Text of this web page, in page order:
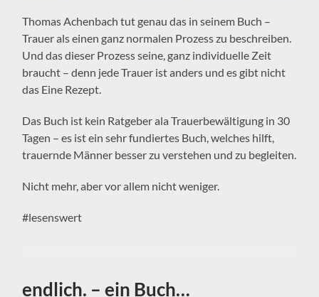
Thomas Achenbach tut genau das in seinem Buch –
Trauer als einen ganz normalen Prozess zu beschreiben.
Und das dieser Prozess seine, ganz individuelle Zeit
braucht – denn jede Trauer ist anders und es gibt nicht
das Eine Rezept.
Das Buch ist kein Ratgeber ala Trauerbewältigung in 30
Tagen – es ist ein sehr fundiertes Buch, welches hilft,
trauernde Männer besser zu verstehen und zu begleiten.
Nicht mehr, aber vor allem nicht weniger.
#lesenswert
endlich. – ein Buch…